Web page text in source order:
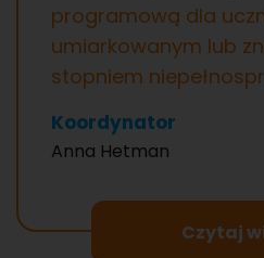
programową dla
umiarkowanym lub
stopniem
Koordynator
Anna Hetman
Czytaj